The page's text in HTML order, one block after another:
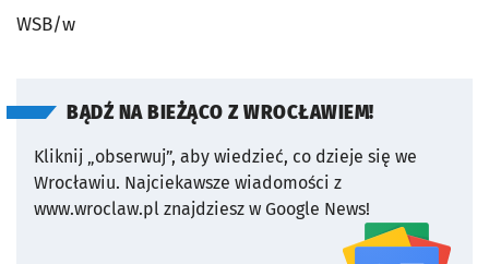
WSB/w
BĄDŹ NA BIEŻĄCO Z WROCŁAWIEM!
Kliknij „obserwuj”, aby wiedzieć, co dzieje się we
Wrocławiu. Najciekawsze wiadomości z
www.wroclaw.pl znajdziesz w Google News!